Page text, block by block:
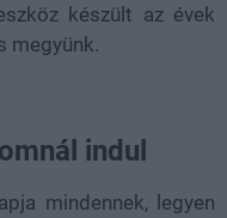
készült az évek
megyünk.
indul
mindennek, legyen